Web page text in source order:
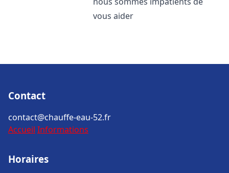
vous aider
Contact
contact@chauffe-eau-52.fr
Accueil Informations
Horaires